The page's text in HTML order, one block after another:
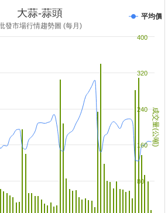
成交量(公噸)
大蒜-蒜頭
發市場行情趨勢圖 (每月)
平均價
80
160
240
320
400